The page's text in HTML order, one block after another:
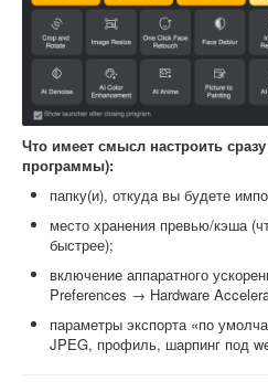
Что имеет смысл настроить
программы):
папку(и), откуда вы будете
место хранения превью/кэша
быстрее);
включение аппаратного
Preferences → Hardware
параметры экспорта «по
JPEG, профиль, шарпинг под